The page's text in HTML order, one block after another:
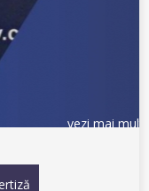
vezi mai mult